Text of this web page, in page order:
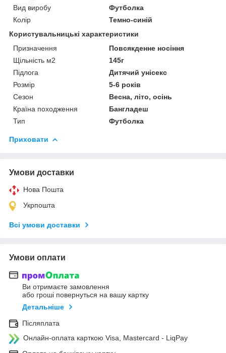
Вид виробу
Футболка
Колір
Темно-синій
Користувальницькі характеристики
Призначення
Повсякденне носіння
Щільність м2
145г
Підлога
Дитячий унісекс
Розмір
5-6 років
Сезон
Весна, літо, осінь
Країна походження
Бангладеш
Тип
Футболка
Приховати
Умови доставки
Нова Пошта
Укрпошта
Всі умови доставки
Умови оплати
Ви отримаєте замовлення
або гроші повернуться на вашу картку
Детальніше
Післяплата
Онлайн-оплата карткою Visa, Mastercard - LiqPay